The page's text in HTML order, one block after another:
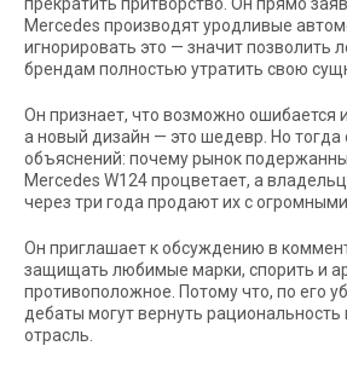
Mercedes производят уродливые
игнорировать это — значит позволить
брендам полностью утратить свою
Он признает, что возможно ошибается
а новый дизайн — это шедевр. Но тогда
объяснений: почему рынок
Mercedes W124 процветает, а
через три года продают их с
Он приглашает к обсуждению в
защищать любимые марки, спорить и
противоположное. Потому что, по его
дебаты могут вернуть
отрасль.